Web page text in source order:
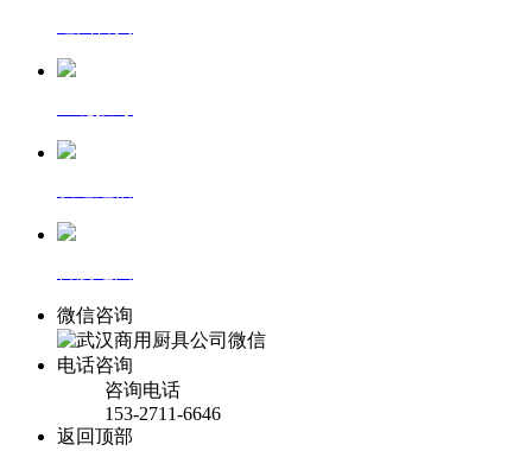
微信咨询
电话咨询
咨询电话
153-2711-6646
返回顶部